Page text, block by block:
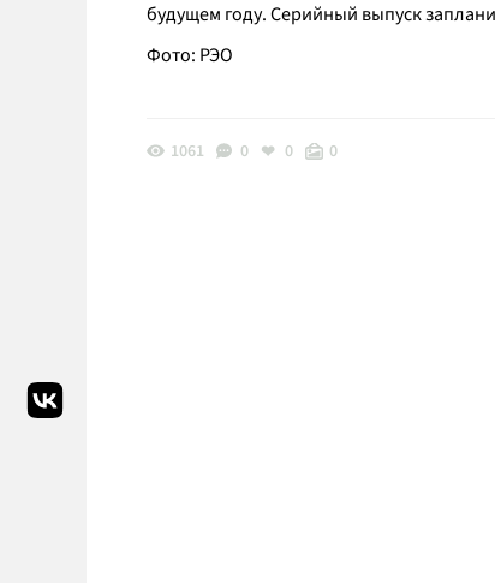
будущем году. Серийный выпуск
Фото: РЭО
1061 0 0 0